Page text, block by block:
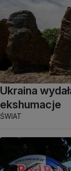
Ukraina
ekshumacje
ŚWIAT